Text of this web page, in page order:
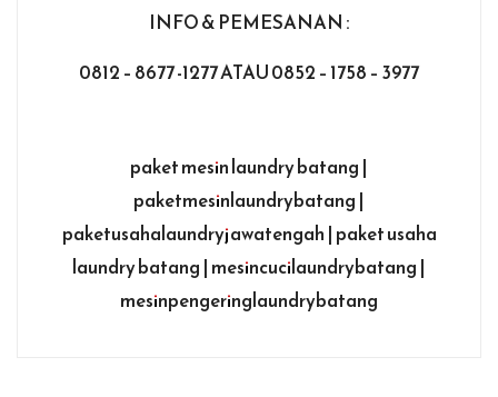
INFO & PEMESANAN :
0812 – 8677 -1277 ATAU 0852 – 1758 – 3977
paket mesin laundry batang |
paketmesinlaundrybatang |
paketusahalaundryjawatengah | paket usaha
laundry batang | mesincucilaundrybatang |
mesinpengeringlaundrybatang